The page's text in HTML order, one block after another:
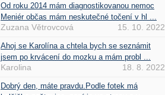
Od roku 2014 mám diagnostikovanou nemoc
Meniér občas mám neskutečné točení v hl ...
Zuzana Větrovcová 15. 10. 2022
Ahoj se Karolína a chtela bych se seznámit
jsem po krvácení do mozku a mám probl ...
Karolina 18. 8. 2022
Dobrý den, máte pravdu.Podle fotek má